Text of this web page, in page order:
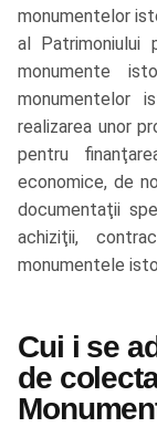
monumentelor
al Patrimoniului
monumente
monumentelor
realizarea unor
pentru
economice, de
documentaţii
achiziţii,
monumentele
Cui i se
de